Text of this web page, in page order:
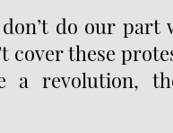
do our part
cover these
a revolution,